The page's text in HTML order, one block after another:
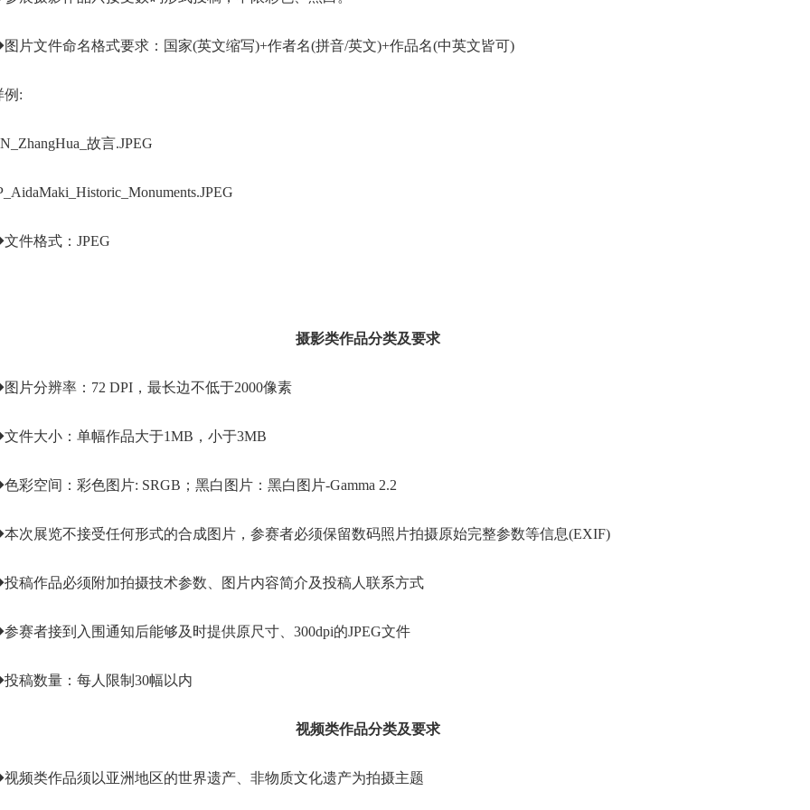
片文件命名格式要求：国家(英文缩写)+作者名(拼音/英文)+作品名(中英文皆可)
例:
故言.JPEG
件格式：JPEG
摄影类作品分类及要求
片分辨率：72 DPI，最长边不低于2000像素
件大小：单幅作品大于1MB，小于3MB
彩空间：彩色图片: SRGB；黑白图片：黑白图片-Gamma 2.2
次展览不接受任何形式的合成图片，参赛者必须保留数码照片拍摄原始完整参数等信息(EXIF)
稿作品必须附加拍摄技术参数、图片内容简介及投稿人联系方式
赛者接到入围通知后能够及时提供原尺寸、300dpi的JPEG文件
稿数量：每人限制30幅以内
视频类作品分类及要求
频类作品须以亚洲地区的世界遗产、非物质文化遗产为拍摄主题